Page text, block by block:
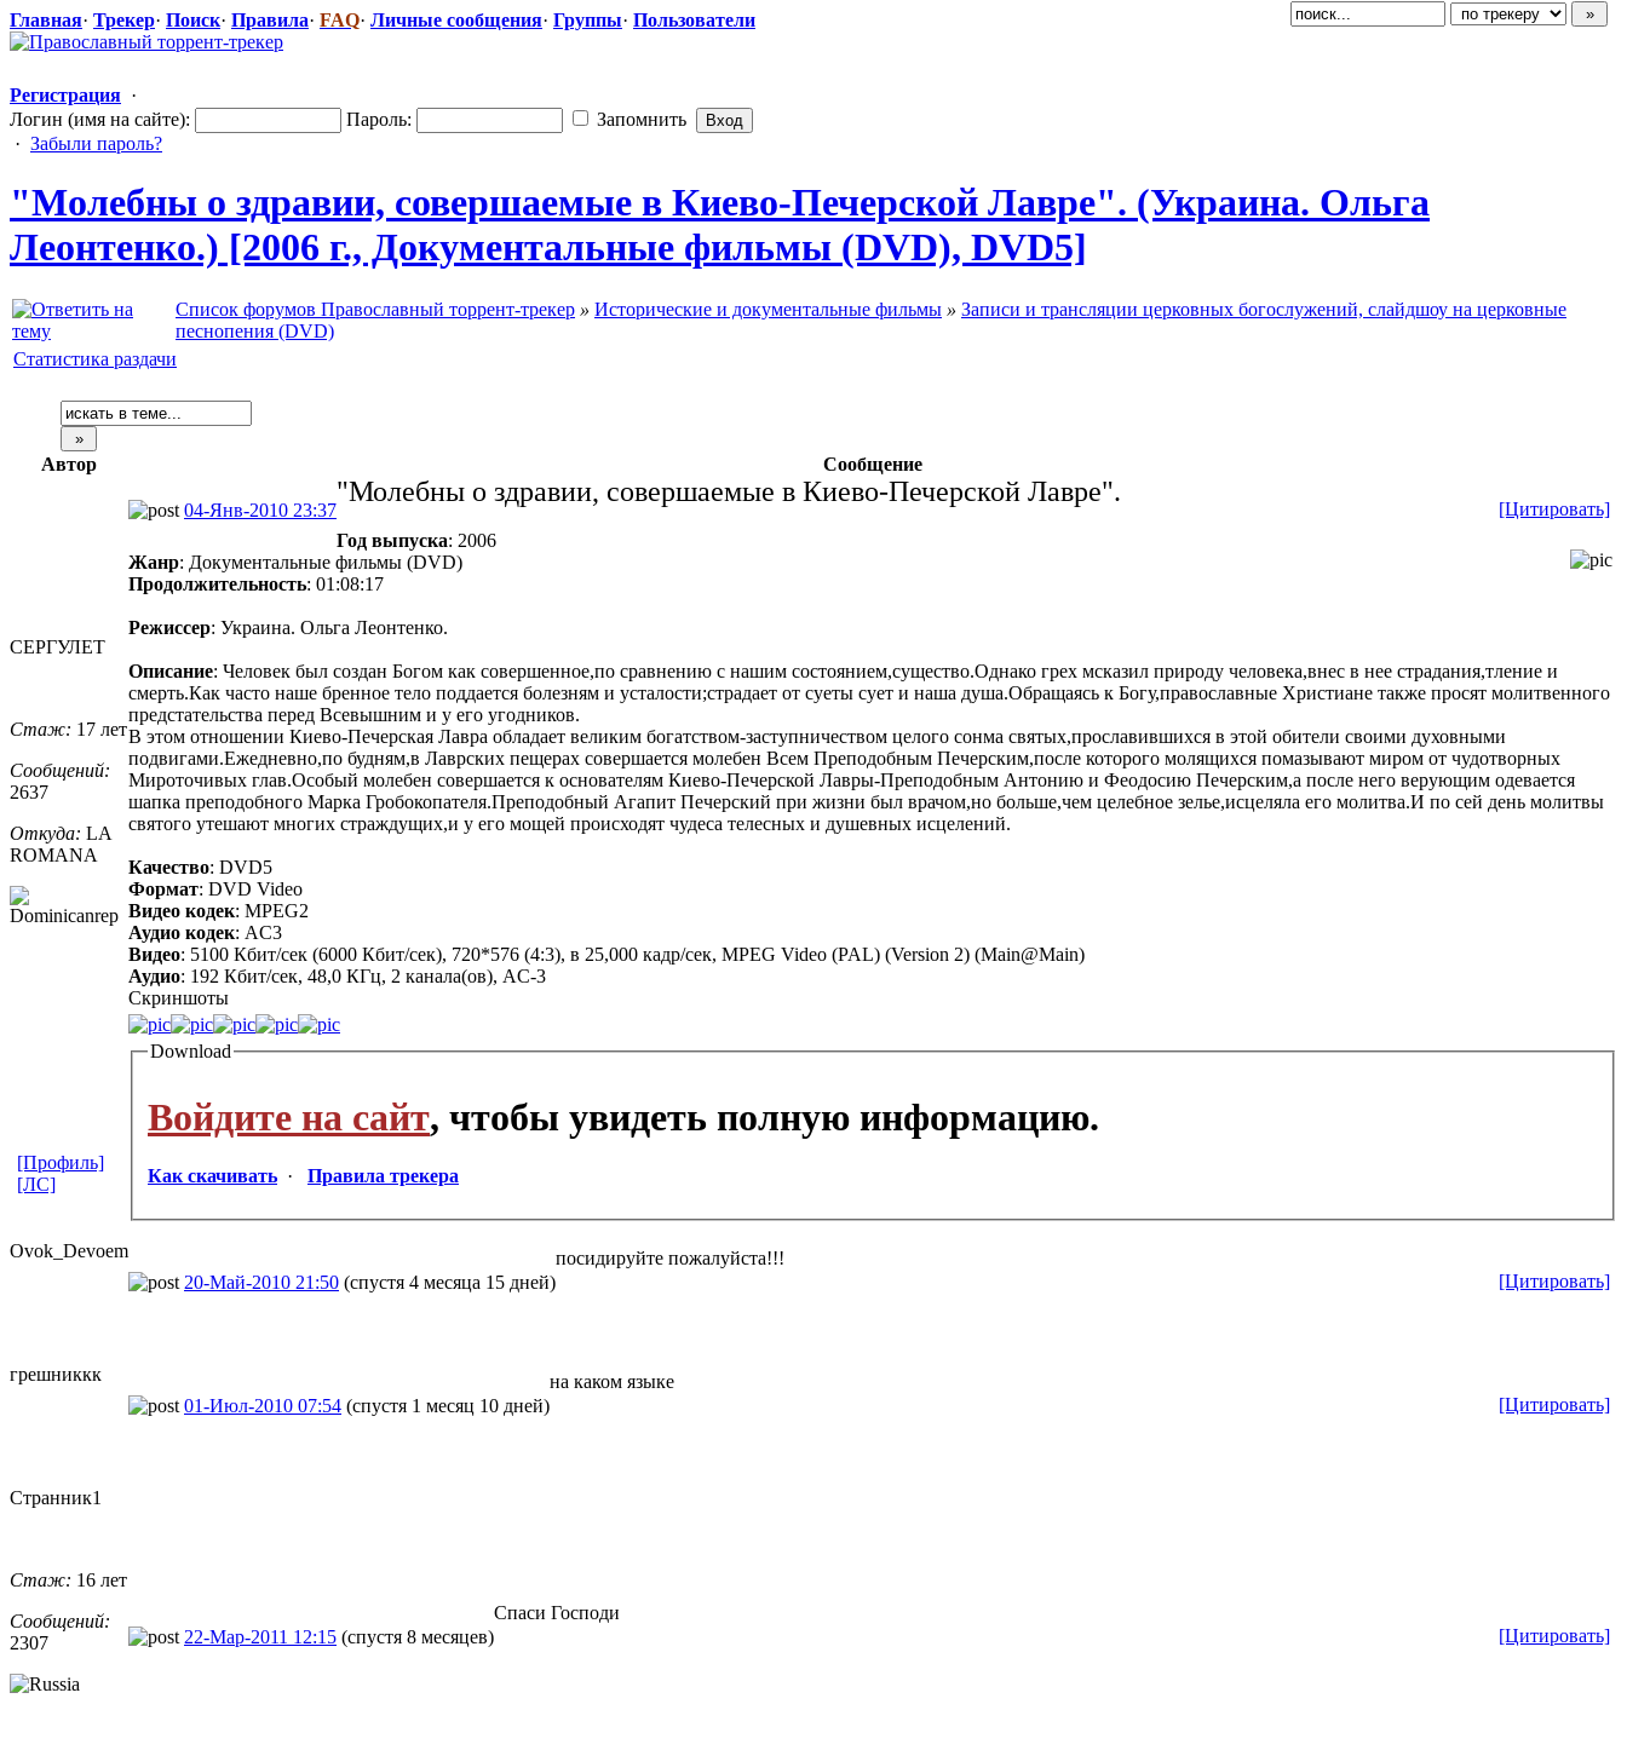
Главная· Трекер· Поиск· Правила· FAQ· Личные сообщения· Группы· Пользователи
Регистрация ·
Логин (имя на сайте):
Пароль:
Запомнить
· Забыли пароль?
"Молебны ​ о здравии, совершаемые в Киево-Печерс​кой Лавре". (Украина. Ольга
Леонтенко.) [2006 г., Документальн​ые фильмы (DVD), DVD5]
Список форумов Православный торрент-трекер » Исторические и документальные фильмы » Записи и трансляции церковных богослужений, слайдшоу на церковные
песнопения (DVD)
Статистика раздачи
Автор Сообщение
СЕРГУЛЕТ
Стаж: 17 лет
Сообщений:
2637
Откуда: LA
ROMANA
04-Янв-2010 23:37 [Цитировать]
"Молебны о здравии, совершаемые в Киево-Печерской Лавре".
Год выпуска: 2006
Жанр: Документальные фильмы (DVD)
Продолжительность: 01:08:17
Режиссер: Украина. Ольга Леонтенко.
Описание: Человек был создан Богом как совершенное,по сравнению с нашим состоянием,существо.Однако грех мсказил природу человека,внес в нее страдания,тление и
смерть.Как часто наше бренное тело поддается болезням и усталости;страдает от суеты сует и наша душа.Обращаясь к Богу,православные Христиане также просят молитвенного
предстательства перед Всевышним и у его угодников.
В этом отношении Киево-Печерская Лавра обладает великим богатством-заступничеством целого сонма святых,прославившихся в этой обители своими духовными
подвигами.Ежедневно,по будням,в Лаврских пещерах совершается молебен Всем Преподобным Печерским,после которого молящихся помазывают миром от чудотворных
Мироточивых глав.Особый молебен совершается к основателям Киево-Печерской Лавры-Преподобным Антонию и Феодосию Печерским,а после него верующим одевается
шапка преподобного Марка Гробокопателя.Преподобный Агапит Печерский при жизни был врачом,но больше,чем целебное зелье,исцеляла его молитва.И по сей день молитвы
святого утешают многих страждущих,и у его мощей происходят чудеса телесных и душевных исцелений.
Качество: DVD5
Формат: DVD Video
Видео кодек: MPEG2
Аудио кодек: AC3
Видео: 5100 Кбит/сек (6000 Кбит/сек), 720*576 (4:3), в 25,000 кадр/сек, MPEG Video (PAL) (Version 2) (Main@Main)
Аудио: 192 Кбит/сек, 48,0 КГц, 2 канала(ов), AC-3
Скриншоты
Download
Войдите на сайт, чтобы увидеть полную информацию.
Как скачивать · Правила трекера
[Профиль]
[ЛС]
Ovok_Devoem
20-Май-2010 21:50 (спустя 4 месяца 15 дней) [Цитировать]
посидируйте пожалуйста!!!
грешниккк
01-Июл-2010 07:54 (спустя 1 месяц 10 дней) [Цитировать]
на каком языке
Странник1
Стаж: 16 лет
Сообщений:
2307
22-Мар-2011 12:15 (спустя 8 месяцев) [Цитировать]
Спаси Господи